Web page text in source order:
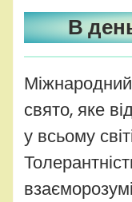
Uncategorized
В
свято, яке
у всьому